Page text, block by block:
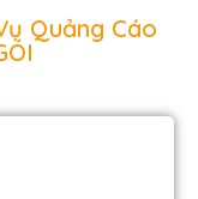
Quảng Cáo